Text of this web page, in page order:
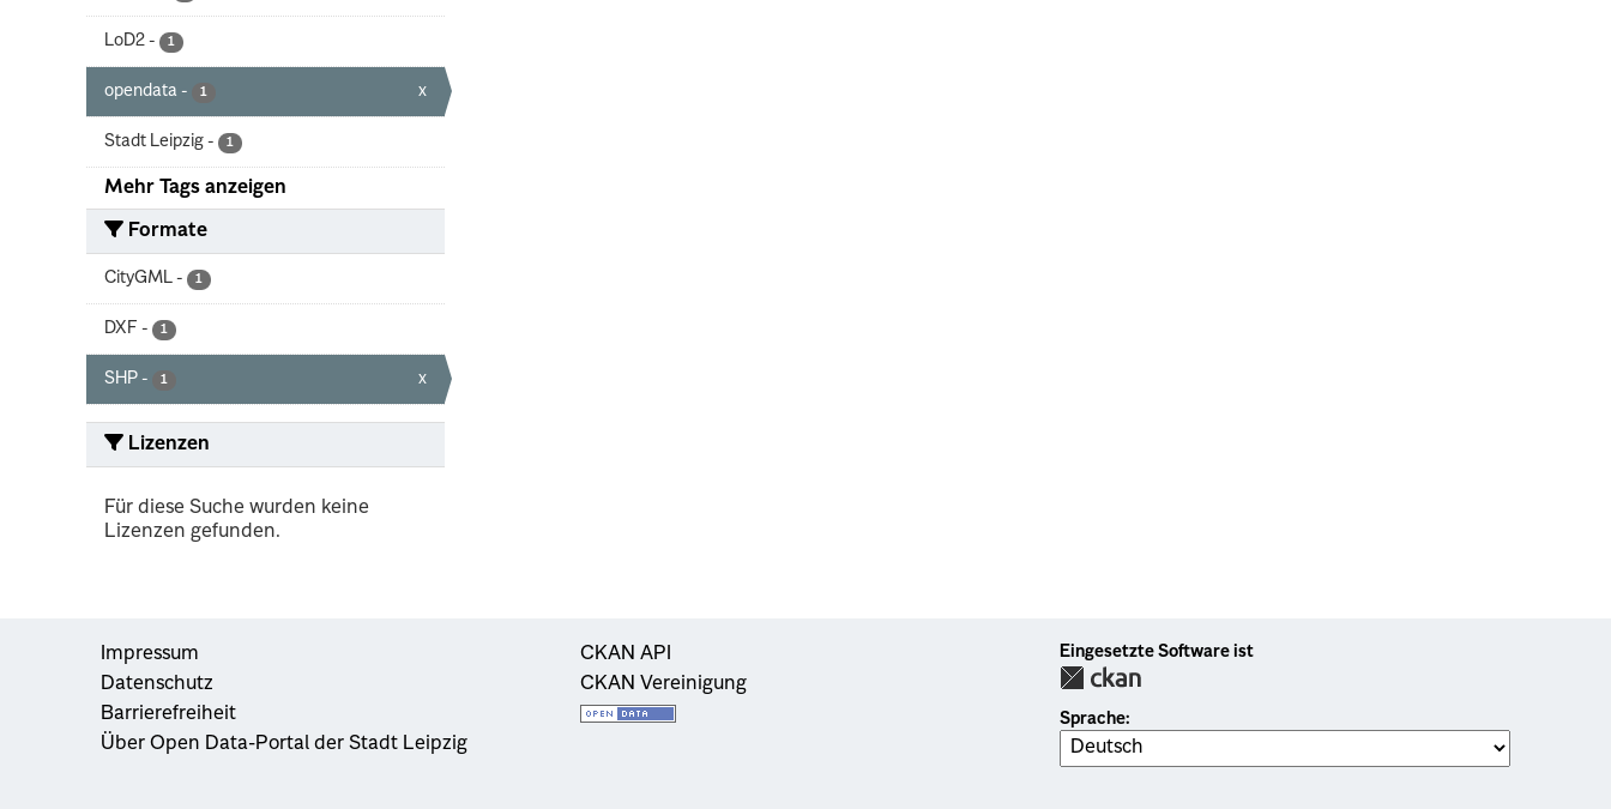
LoD2 - 1
opendata - 1 x
Stadt Leipzig - 1
Mehr Tags anzeigen
Formate
CityGML - 1
DXF - 1
SHP - 1 x
Lizenzen
Für diese Suche wurden keine
Lizenzen gefunden.
Impressum
Datenschutz
Barrierefreiheit
Über Open Data-Portal der Stadt Leipzig
CKAN API
CKAN Vereinigung
Eingesetzte Software ist
Sprache